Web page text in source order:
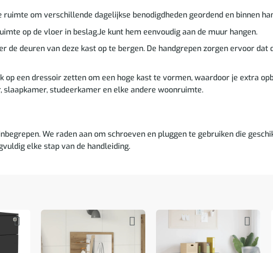
om verschillende dagelijkse benodigdheden geordend en binnen
op de vloer in beslag.Je kunt hem eenvoudig aan de muur hangen.
deuren van deze kast op te bergen. De handgrepen zorgen ervoor dat
op een dressoir zetten om een hoge kast te vormen, waardoor je extra
studeerkamer en elke andere woonruimte.
We raden aan om schroeven en pluggen te gebruiken die
elke stap van de handleiding.